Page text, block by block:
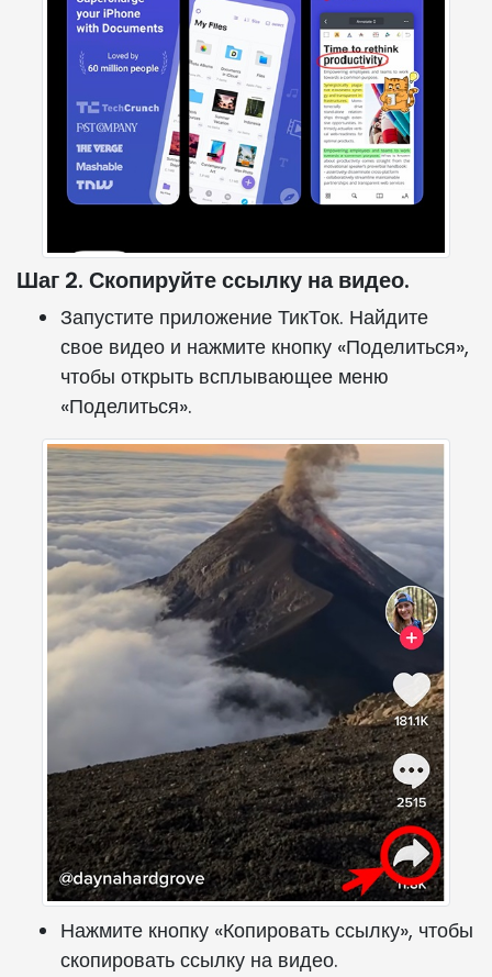
Шаг 2. Скопируйте ссылку на видео.
Запустите приложение ТикТок. Найдите
свое видео и нажмите кнопку «Поделиться»,
чтобы открыть всплывающее меню
«Поделиться».
Нажмите кнопку «Копировать ссылку», чтобы
скопировать ссылку на видео.